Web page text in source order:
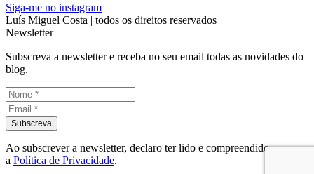
Siga-me no instagram
Luís Miguel Costa | todos os direitos reservados
Newsletter
Subscreva a newsletter e receba no seu email todas as novidades do
blog.
Ao subscrever a newsletter, declaro ter lido e compreendido
a Política de Privacidade.